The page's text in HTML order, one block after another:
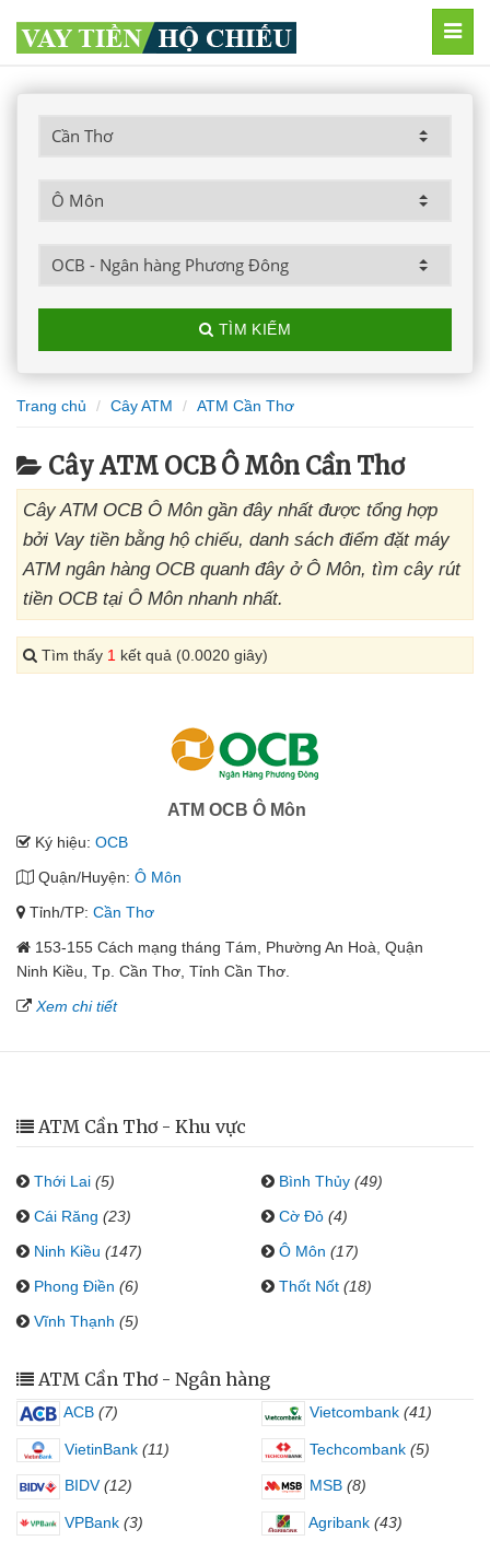
TÌM KIẾM
Trang chủ Cây ATM ATM Cần Thơ
Cây ATM OCB Ô Môn Cần Thơ
Cây ATM OCB Ô Môn gần đây nhất được tổng hợp
bởi Vay tiền bằng hộ chiếu, danh sách điểm đặt máy
ATM ngân hàng OCB quanh đây ở Ô Môn, tìm cây rút
tiền OCB tại Ô Môn nhanh nhất.
Tìm thấy 1 kết quả (0.0020 giây)
ATM OCB Ô Môn
Ký hiệu: OCB
Quận/Huyện: Ô Môn
Tỉnh/TP: Cần Thơ
153-155 Cách mạng tháng Tám, Phường An Hoà, Quận
Ninh Kiều, Tp. Cần Thơ, Tỉnh Cần Thơ.
Xem chi tiết
ATM Cần Thơ - Khu vực
Thới Lai (5) Bình Thủy (49)
Cái Răng (23) Cờ Đỏ (4)
Ninh Kiều (147) Ô Môn (17)
Phong Điền (6) Thốt Nốt (18)
Vĩnh Thạnh (5)
ATM Cần Thơ - Ngân hàng
ACB (7) Vietcombank (41)
VietinBank (11) Techcombank (5)
BIDV (12) MSB (8)
VPBank (3) Agribank (43)